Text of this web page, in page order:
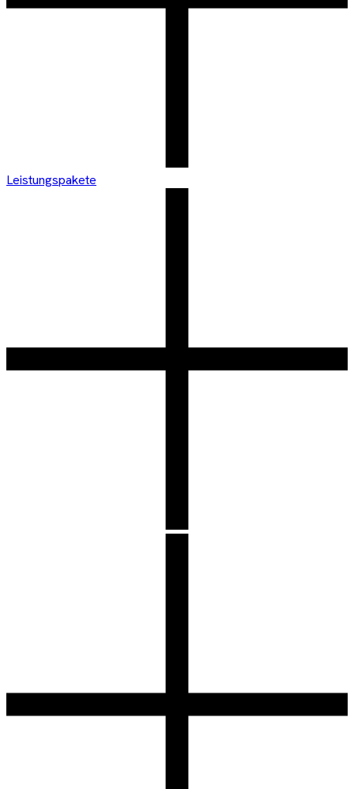
Leistungspakete